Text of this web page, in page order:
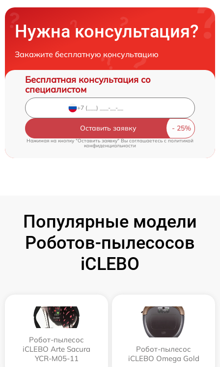
Нужна консультация?
Закажите бесплатную консультацию
Бесплатная консультация со
специалистом
Оставить заявку
Нажимая на кнопку "Оставить заявку" Вы соглашаетесь cполитикой
конфиденциальности
Популярные модели
Роботов-пылесосов
iCLEBO
Робот-пылесос
iCLEBO Arte Sacura
YCR-M05-11
Робот-пылесос
iCLEBO Omega Gold